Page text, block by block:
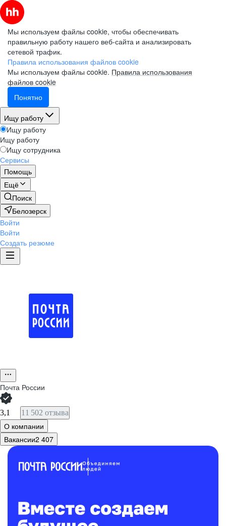
Мы используем файлы cookie, чтобы обеспечивать
правильную работу нашего веб-сайта и анализировать
сетевой трафик.
Правила использования файлов cookie
Мы используем файлы cookie. Правила использования
файлов cookie
Понятно
Ищу работу
Ищу работу
Ищу работу
Ищу сотрудника
Сервисы
Помощь
Ещё
Поиск
Белозерск
Войти
Войти
Создать резюме
Почта России
3,1 11 502 отзыва
О компании
Вакансии2 407